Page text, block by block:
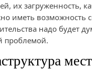
их загруженность,
иметь возможность
надо будет
проблемой.